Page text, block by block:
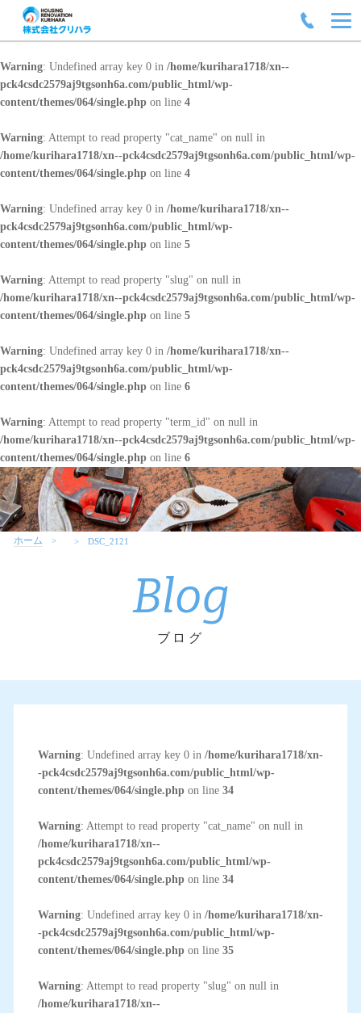
Warning: Undefined array key 0 in /home/kurihara1718/xn--
pck4csdc2579aj9tgsonh6a.com/public_html/wp-
content/themes/064/single.php on line 4
Warning: Attempt to read property "cat_name" on null in
/home/kurihara1718/xn--pck4csdc2579aj9tgsonh6a.com/public_html/wp-
content/themes/064/single.php on line 4
Warning: Undefined array key 0 in /home/kurihara1718/xn--
pck4csdc2579aj9tgsonh6a.com/public_html/wp-
content/themes/064/single.php on line 5
Warning: Attempt to read property "slug" on null in
/home/kurihara1718/xn--pck4csdc2579aj9tgsonh6a.com/public_html/wp-
content/themes/064/single.php on line 5
Warning: Undefined array key 0 in /home/kurihara1718/xn--
pck4csdc2579aj9tgsonh6a.com/public_html/wp-
content/themes/064/single.php on line 6
Warning: Attempt to read property "term_id" on null in
/home/kurihara1718/xn--pck4csdc2579aj9tgsonh6a.com/public_html/wp-
content/themes/064/single.php on line 6
ホーム DSC_2121
Blog
ブログ
Warning: Undefined array key 0 in /home/kurihara1718/xn-
-pck4csdc2579aj9tgsonh6a.com/public_html/wp-
content/themes/064/single.phpon line 34
Warning: Attempt to read property "cat_name" on null in
/home/kurihara1718/xn--
pck4csdc2579aj9tgsonh6a.com/public_html/wp-
content/themes/064/single.phpon line 34
Warning: Undefined array key 0 in /home/kurihara1718/xn-
-pck4csdc2579aj9tgsonh6a.com/public_html/wp-
content/themes/064/single.phpon line 35
Warning: Attempt to read property "slug" on null in
/home/kurihara1718/xn--